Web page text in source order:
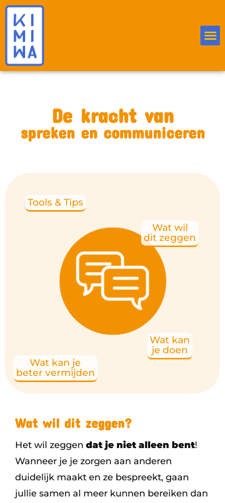
De kracht van
spreken en communiceren
Tools & Tips
Wat wil
dit zeggen
Wat kan
je doen
Wat kan je
beter vermijden
Wat wil dit zeggen?
Het wil zeggen dat je niet alleen bent!
Wanneer je je zorgen aan anderen
duidelijk maakt en ze bespreekt, gaan
jullie samen al meer kunnen bereiken dan